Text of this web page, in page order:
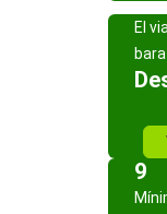
El
9